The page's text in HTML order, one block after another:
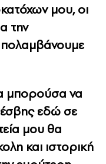
μου, οι
την
μπορούσα να
εδώ σε
μου θα
και ιστορική